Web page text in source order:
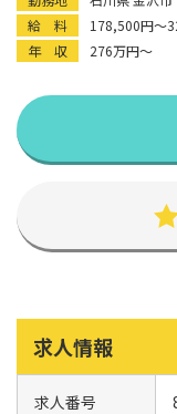
給 料
178,500円〜
年 収
276万円〜
求人情報
求人番号